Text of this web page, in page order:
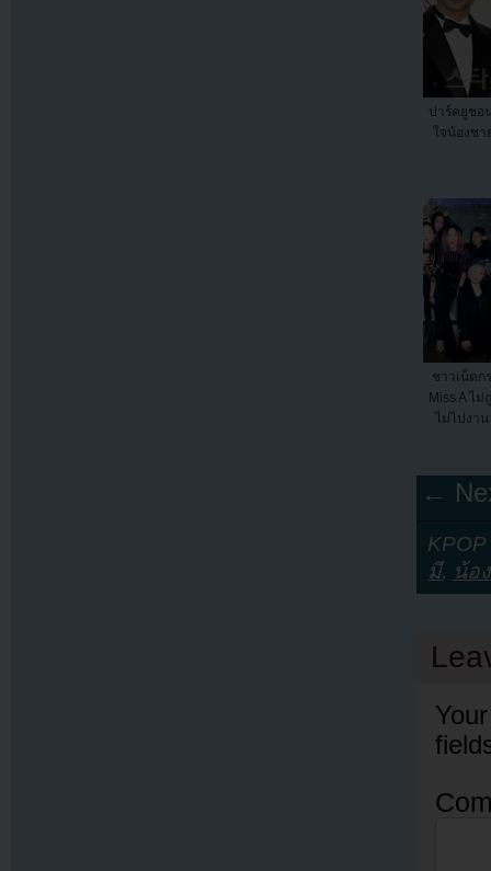
ปาร์คยูชอ
ใจน้องชา
ชาวเน็ตก
Miss A ไม่
ไม่ไปงาน
←
มี, น้อ